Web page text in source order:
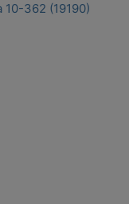
362 (19190)